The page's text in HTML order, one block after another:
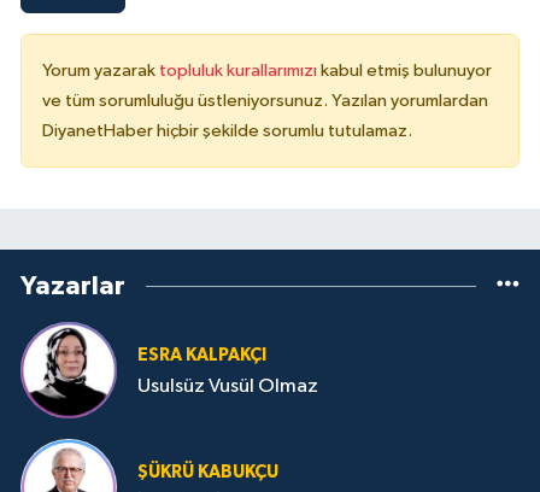
Yorum yazarak topluluk kurallarımızı kabul etmiş bulunuyor
ve tüm sorumluluğu üstleniyorsunuz. Yazılan yorumlardan
DiyanetHaber hiçbir şekilde sorumlu tutulamaz.
Yazarlar
ESRA KALPAKÇI
Usulsüz Vusül Olmaz
ŞÜKRÜ KABUKÇU